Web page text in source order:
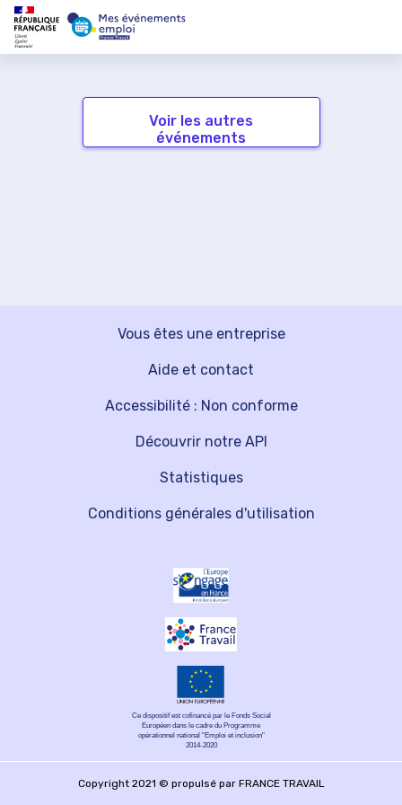
Voir les autres
événements
Vous êtes une entreprise
Découvrir notre API
Aide et contact
Statistiques
Accessibilité : Non conforme
Conditions générales d'utilisation
Ce dispositif est cofinancé par le Fonds Social
Européen dans le cadre du Programme
opérationnel national "Emploi et inclusion"
2014-2020
Copyright 2021 © propulsé par FRANCE TRAVAIL